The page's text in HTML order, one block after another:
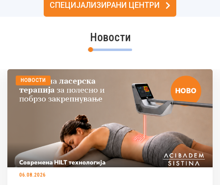
СПЕЦИЈАЛИЗИРАНИ ЦЕНТРИ
Новости
НОВОСТИ
06.08.2026